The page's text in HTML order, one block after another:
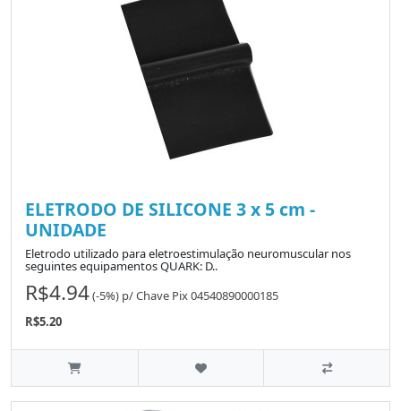
ELETRODO DE SILICONE 3 x 5 cm -
UNIDADE
Eletrodo utilizado para eletroestimulação neuromuscular nos
seguintes equipamentos QUARK: D..
R$4.94(-5%) p/Chave Pix 04540890000185
R$5.20